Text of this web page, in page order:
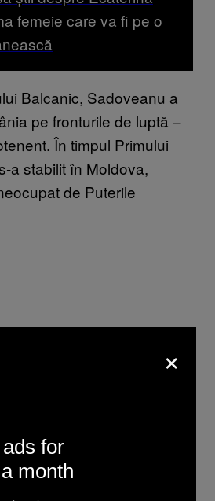
femeie care va fi pe o
Balcanic, Sadoveanu a
pe fronturile de luptă –
În timpul Primului
a stabilit în Moldova,
de Puterile
×
for
month